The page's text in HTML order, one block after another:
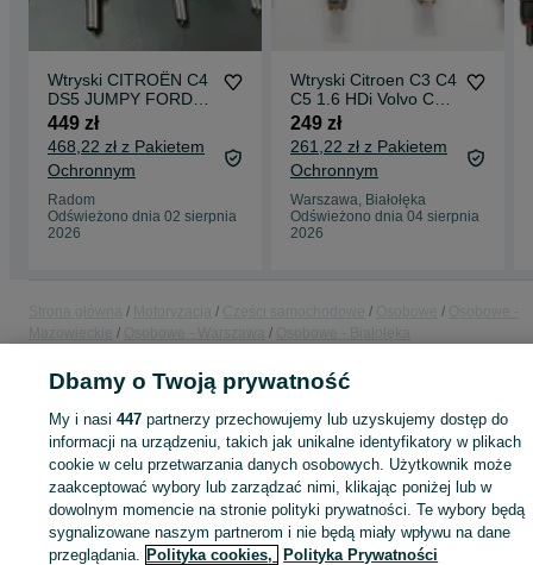
Wtryski CITROËN C4
DS5 JUMPY FORD
KUGA MONDEO 2.0
HDi 28.602.948
449 zł
468,22 zł z Pakietem
Ochronnym
Radom
Odświeżono dnia 02 sierpnia
2026
Wtryski Citroen C3 C4
C5 1.6 HDi Volvo C30
S80 II V70 II
044.5110.259
249 zł
261,22 zł z Pakietem
Ochronnym
Warszawa, Białołęka
Odświeżono dnia 04 sierpnia
2026
Mazowieckie
Osobowe - Warszawa Osobowe - Białołęka
KATEGORIA
ID:913880381 Wyświetlenia:
Kup
Dbamy o Twoją prywatność
My i nasi447 partnerzy przechowujemy lub uzyskujemy dostęp do
informacji na urządzeniu, takich jak unikalne identyfikatory w plikach
cookie w celu przetwarzania danych osobowych. Użytkownik może
zaakceptować wybory lub zarządzać nimi, klikając poniżej lub w
dowolnym momencie na stronie polityki prywatności. Te wybory będą
sygnalizowane naszym partnerom i nie będą miały wpływu na dane
przeglądania. Polityka cookies, Polityka Prywatności